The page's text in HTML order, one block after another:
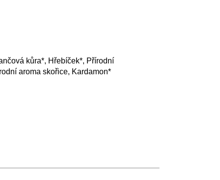
kůra*, Hřebíček*, Přírodní
aroma skořice, Kardamon*